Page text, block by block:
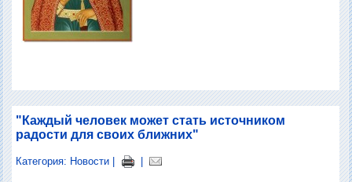
"Каждый человек может стать источником
радости для своих ближних"
Категория: Новости | |